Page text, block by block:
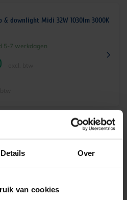
Details Over
van cookies
& downlight Midi 32W 1030lm 3000K
5-7 werkdagen
& downlight Midi 32W 1100lm 4000K
excl. btw